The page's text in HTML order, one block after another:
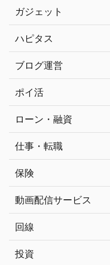
ガジェット
ハピタス
ブログ運営
ポイ活
ローン・融資
仕事・転職
保険
動画配信サービス
回線
投資